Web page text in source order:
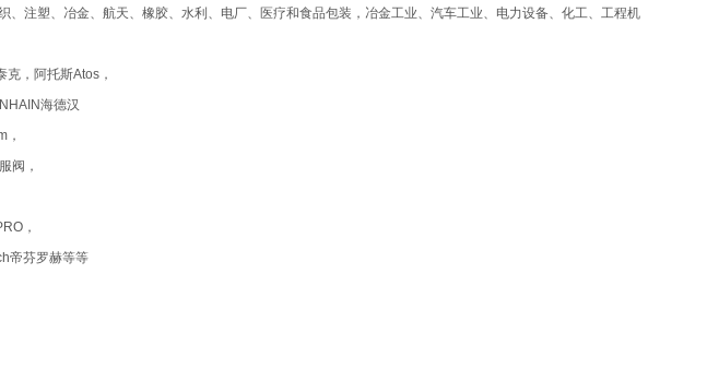
、注塑、冶金、航天、橡胶、水利、电厂、医疗和食品包装，冶金工业、汽车工业、电力设备、化工、工程机
，阿托斯Atos，
海德汉
，
阀，
，
帝芬罗赫等等